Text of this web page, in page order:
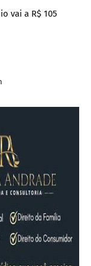
vai a R$ 105